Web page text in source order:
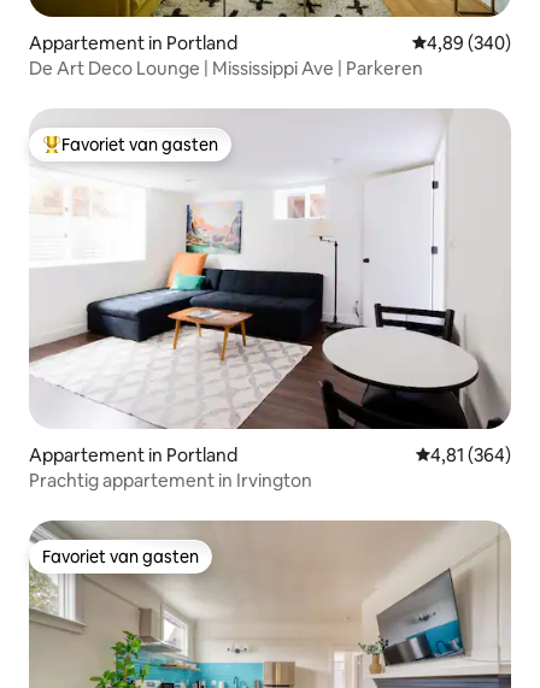
Appartement in Portland Gemiddelde
4,89 (340)
De Art Deco Lounge | Mississippi Ave | Parkeren
Topfavoriet van gasten
Favoriet van gasten
Appartement in Portland Gemiddelde
4,81 (364)
Prachtig appartement in Irvington
Favoriet van gasten
Favoriet van gasten